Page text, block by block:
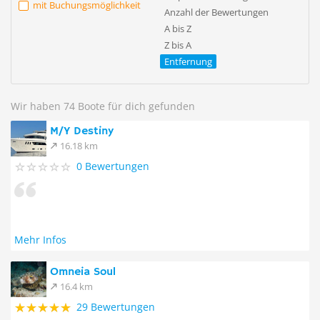
mit Buchungsmöglichkeit
Anzahl der Bewertungen
A bis Z
Z bis A
Entfernung
Wir haben 74 Boote für dich gefunden
M/Y Destiny
16.18 km
0 Bewertungen
Mehr Infos
Omneia Soul
16.4 km
29 Bewertungen